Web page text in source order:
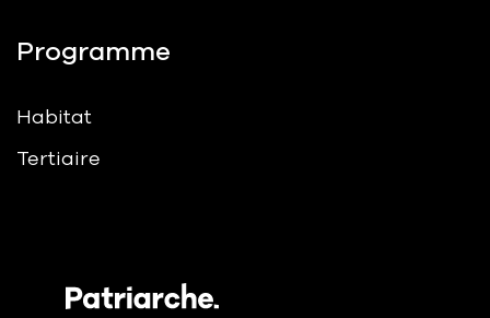
Programme
Habitat
Tertiaire